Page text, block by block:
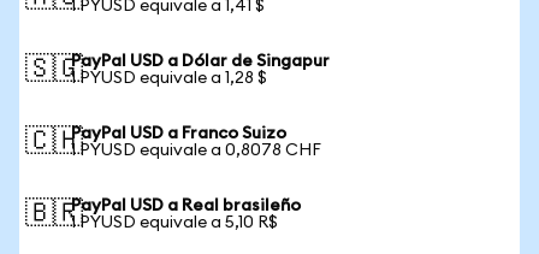
1 PYUSD equivale a 1,41 $
🇸🇬PayPal USD a Dólar de Singapur
1 PYUSD equivale a 1,28 $
🇨🇭PayPal USD a Franco Suizo
1 PYUSD equivale a 0,8078 CHF
🇧🇷PayPal USD a Real brasileño
1 PYUSD equivale a 5,10 R$